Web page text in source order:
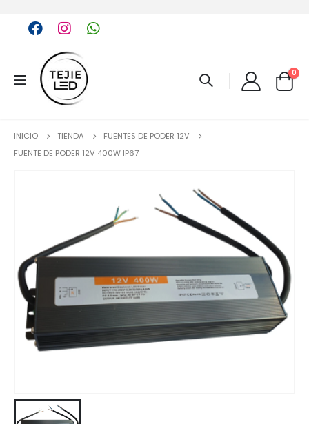
0
INICIO TIENDA
FUENTES DE PODER 12V
FUENTE DE PODER 12V 400W IP67